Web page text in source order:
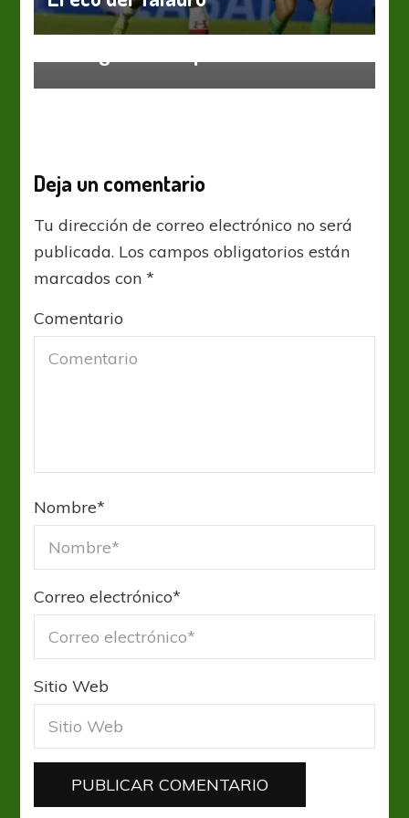
contrato, pero de eso se está
Deja un comentario
Tu dirección de correo electrónico no será
publicada. Los campos obligatorios están
marcados con*
Comentario
Nombre*
Correo electrónico*
Sitio Web